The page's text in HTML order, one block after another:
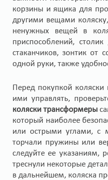
корзины и ящика для
другими вещами
ненужных вещей в
приспособлений,
стаканчиков, зонтик от
одной руки, также
Перед покупкой
ими управлять,
коляски трансформеры
который наиболее
или острыми углами, с
торчали пружины или
следуйте ее указаниям,
треснули некоторые
в дальнейшем, коляска